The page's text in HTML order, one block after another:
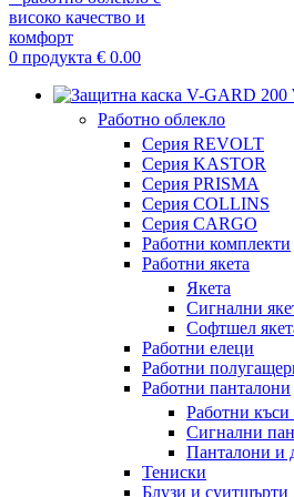
0 продукта € 0.00
Работно облекло
Серия REVOLT
Серия KASTOR
Серия PRISMA
Серия COLLINS
Серия CARGO
Работни комплекти
Работни якета
Якета
Сигнални
Софтшел
Работни елеци
Работни
Работни панталони
Работни къси
Сигнални
Панталони и
Тениски
Блузи и суитшърти